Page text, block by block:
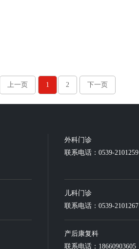
上一页 1 2 下一页
外科门诊
联系电话：0539-2101259
儿科门诊
联系电话：0539-2101267
产后康复科
联系电话：18660903605